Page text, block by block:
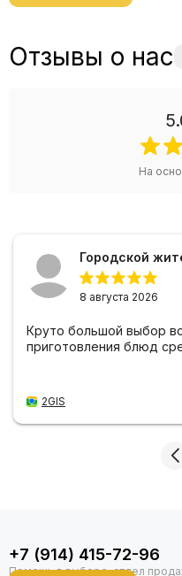
Отзывы о нас
На
Городской
8 августа 2026
Круто большой выбор
приготовления блюд
2GIS
+7 (914) 415-72-96